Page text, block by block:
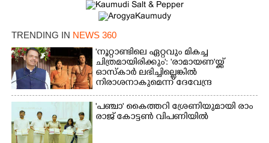
TRENDING IN NEWS 360
'നൂറ്റാണ്ടിലെ ഏറ്റവും മികച്ച
ചിത്രമായിരിക്കും': 'രാമായണ'യ്ക്ക്
ഓസ്കാ‌ർ ലഭിച്ചില്ലെങ്കിൽ
നിരാശനാകുമെന്ന് ദേവേന്ദ്ര
ഫഡ്നാവിസ്
'​പ​ഞ്ചാ​'​ ​കൈ​ത്ത​റി​ ​ശ്രേ​ണി​യു​മാ​യി​ ​രാം​
രാ​ജ് ​കോ​ട്ടൺ വിപണിയിൽ